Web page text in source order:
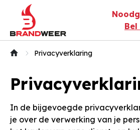
Naar inhoud
Bel
Privacyverklaring
In de bijgevoegde
je over de verwerking van je